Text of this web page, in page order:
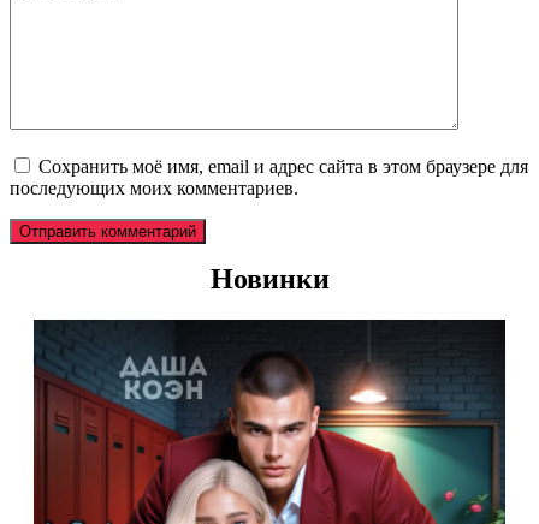
Сохранить моё имя, email и адрес сайта в этом браузере для
последующих моих комментариев.
Новинки